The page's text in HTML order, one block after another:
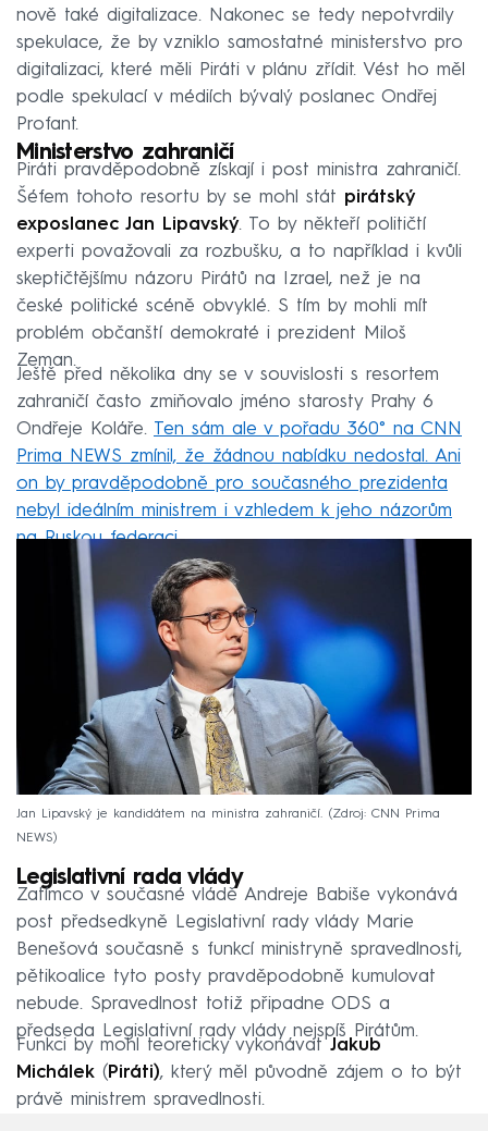
nově také digitalizace. Nakonec se tedy nepotvrdily
spekulace, že by vzniklo samostatné ministerstvo pro
digitalizaci, které měli Piráti v plánu zřídit. Vést ho měl
podle spekulací v médiích bývalý poslanec Ondřej
Profant.
Ministerstvo zahraničí
Piráti pravděpodobně získají i post ministra zahraničí.
Šéfem tohoto resortu by se mohl stát pirátský
exposlanec Jan Lipavský. To by někteří političtí
experti považovali za rozbušku, a to například i kvůli
skeptičtějšímu názoru Pirátů na Izrael, než je na
české politické scéně obvyklé. S tím by mohli mít
problém občanští demokraté i prezident Miloš
Zeman.
Ještě před několika dny se v souvislosti s resortem
zahraničí často zmiňovalo jméno starosty Prahy 6
Ondřeje Koláře. Ten sám ale v pořadu 360° na CNN
Prima NEWS zmínil, že žádnou nabídku nedostal. Ani
on by pravděpodobně pro současného prezidenta
nebyl ideálním ministrem i vzhledem k jeho názorům
na Ruskou federaci.
Jan Lipavský je kandidátem na ministra zahraničí.
Zdroj: CNN Prima
NEWS
Legislativní rada vlády
Zatímco v současné vládě Andreje Babiše vykonává
post předsedkyně Legislativní rady vlády Marie
Benešová současně s funkcí ministryně spravedlnosti,
pětikoalice tyto posty pravděpodobně kumulovat
nebude. Spravedlnost totiž připadne ODS a
předseda Legislativní rady vlády nejspíš Pirátům.
Funkci by mohl teoreticky vykonávatJakub
Michálek ( Piráti), který měl původně zájem o to být
právě ministrem spravedlnosti.